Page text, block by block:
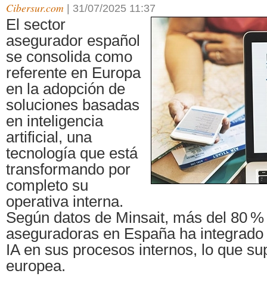
Cibersur.com 31/07/2025 11:37
El sector
asegurador español
se consolida como
referente en Europa
en la adopción de
soluciones basadas
en inteligencia
artificial, una
tecnología que está
transformando por
completo su
operativa interna.
Según datos de Minsait, más del 80
aseguradoras en España ha
IA en sus procesos internos, lo que
europea.